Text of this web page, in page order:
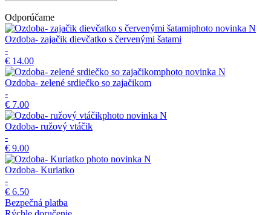
Odporúčame
novinka N
Ozdoba- zajačik dievčatko s červenými šatami
-
€ 14.00
novinka N
Ozdoba- zelené srdiečko so zajačikom
-
€ 7.00
novinka N
Ozdoba- ružový vtáčik
-
€ 9.00
novinka N
Ozdoba- Kuriatko
-
€ 6.50
Bezpečná platba